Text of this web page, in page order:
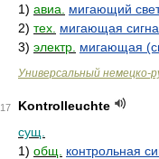
1) авиа.
мигающий
2) тех. мигающая
3) электр. мигающая
Универсальный немецко-
17
Kontrolleuchte
сущ.
1) общ.
контрольная